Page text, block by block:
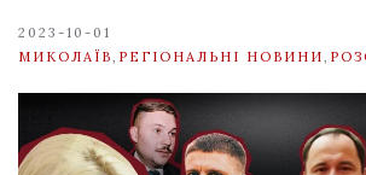
2023-10-01
МИКОЛАЇВ РЕГІОНАЛЬНІ НОВИНИ